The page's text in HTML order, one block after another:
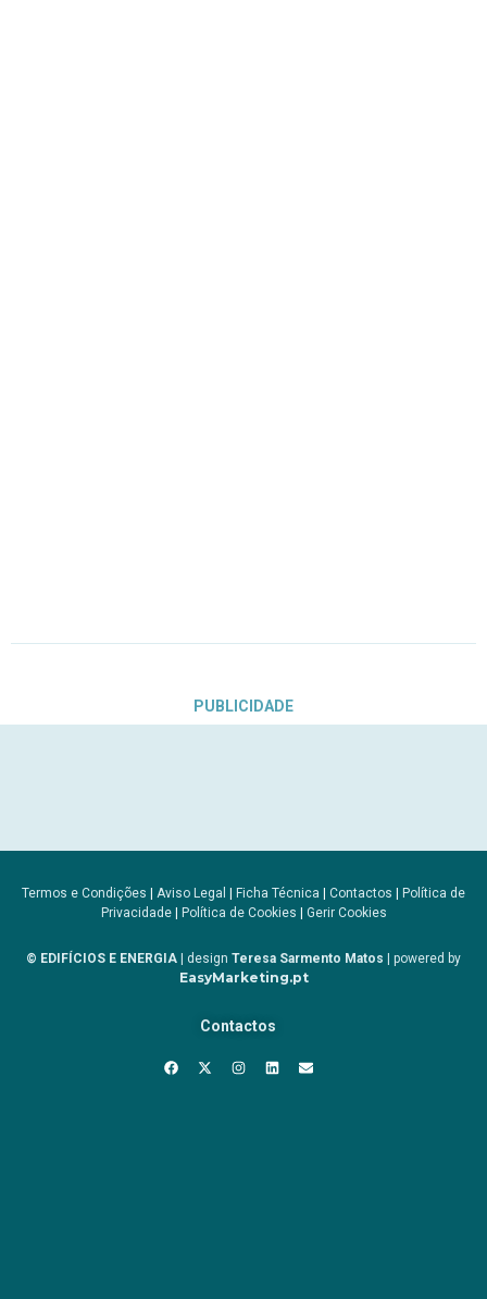
PUBLICIDADE
Termos e Condições | Aviso Legal | Ficha Técnica | Contactos | Política de
Privacidade| Política de Cookies | Gerir Cookies
© EDIFÍCIOS E ENERGIA | design Teresa Sarmento Matos | powered by
EasyMarketing.pt
Contactos